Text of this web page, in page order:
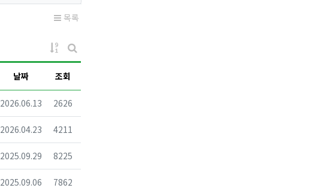
목록
게시물 정렬
게시판 검색
날짜 조회
등록일
2026.06.13 조회
2626
등록일
2026.04.23 조회
4211
등록일
2025.09.29 조회
8225
등록일
2025.09.06 조회
7862